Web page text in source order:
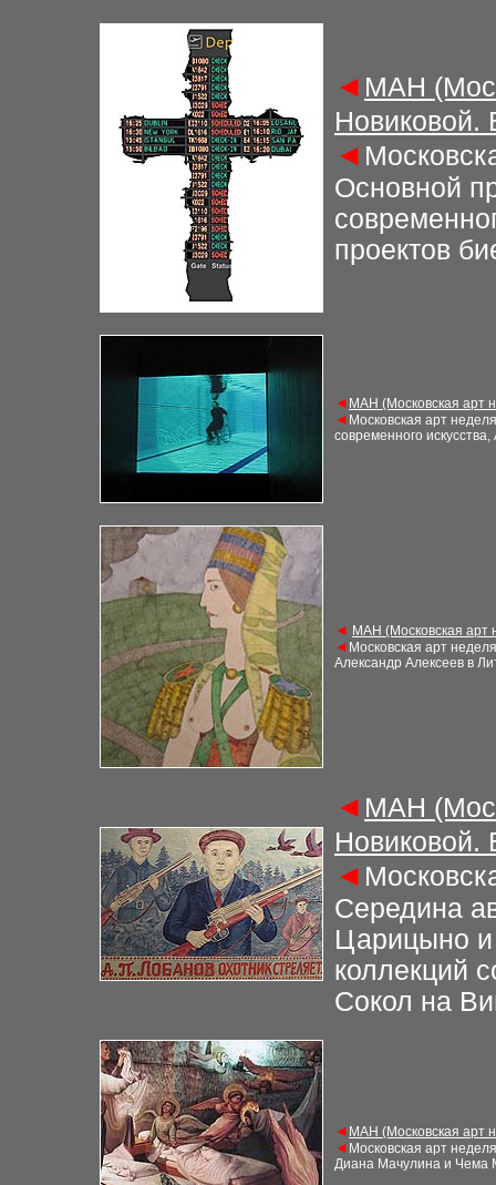
◄ МАН
Новиковой.
◄
Основной
проектов
◄ МАН (Московская арт
◄ Московская арт неделя
современного
◄ МАН (Московская арт
◄ Московская арт неделя
Александр Алексеев в
◄ МАН
Новиковой.
◄
Середина
Царицыно и
коллекций
Сокол на
◄ МАН (Московская арт
◄ Московская арт неделя
Диана Мачулина и